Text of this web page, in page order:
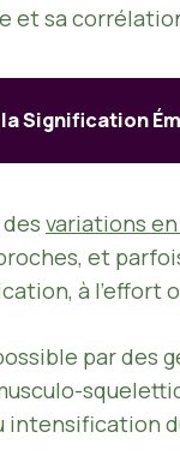
et sa
Signification
variations
et
à l’effort
par des
intensification